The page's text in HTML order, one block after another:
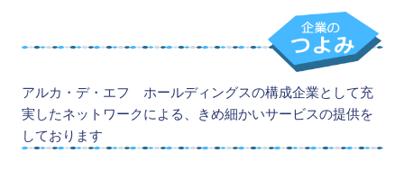
アルカ・デ・エフ ホールディングスの構成企業として充
実したネットワークによる、きめ細かいサービスの提供を
しております